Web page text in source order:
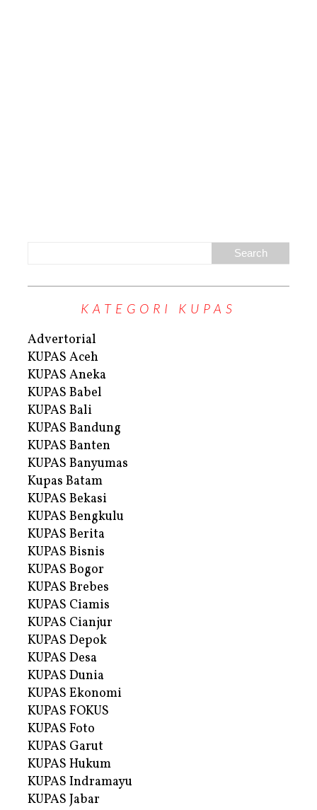
KATEGORI KUPAS
Advertorial
KUPAS Aceh
KUPAS Aneka
KUPAS Babel
KUPAS Bali
KUPAS Bandung
KUPAS Banten
KUPAS Banyumas
Kupas Batam
KUPAS Bekasi
KUPAS Bengkulu
KUPAS Berita
KUPAS Bisnis
KUPAS Bogor
KUPAS Brebes
KUPAS Ciamis
KUPAS Cianjur
KUPAS Depok
KUPAS Desa
KUPAS Dunia
KUPAS Ekonomi
KUPAS FOKUS
KUPAS Foto
KUPAS Garut
KUPAS Hukum
KUPAS Indramayu
KUPAS Jabar